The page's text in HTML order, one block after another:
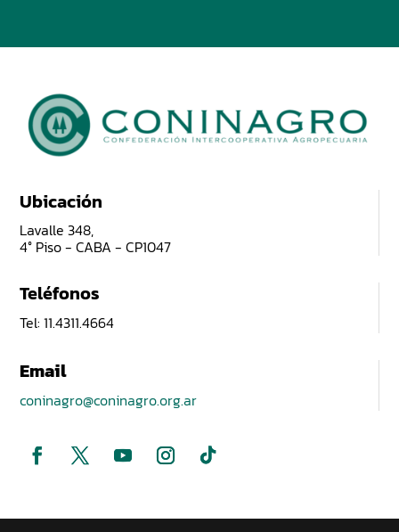
Ubicación
Lavalle 348,
4° Piso - CABA - CP1047
Teléfonos
Tel: 11.4311.4664
Email
coninagro@coninagro.org.ar